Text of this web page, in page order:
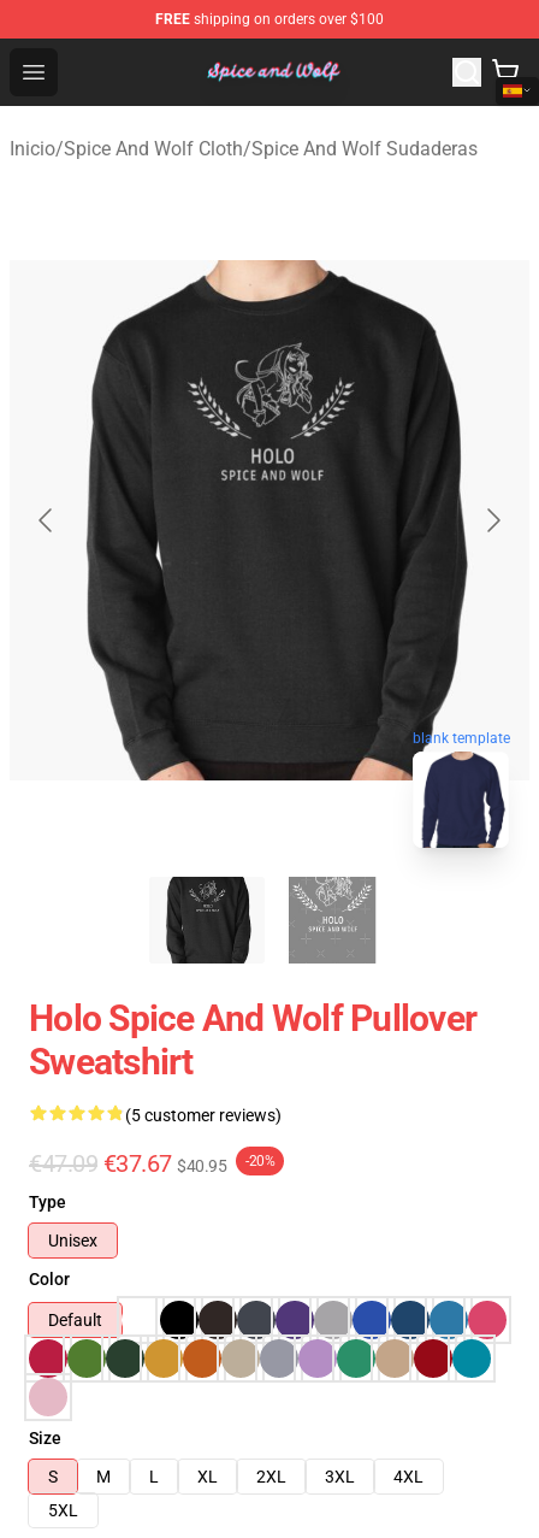
FREE shipping on orders over $100
Open menu
Spice And Wolf Store - Official Spice And Wolf
Inicio/Spice And Wolf Cloth/Spice And Wolf Sudaderas
blank template
Holo Spice And Wolf Pullover
Sweatshirt
(5 customer reviews)
€47.09 €37.67 $40.95 -20%
Type
Unisex
Color
Default
Size
S
M L XL 2XL 3XL
4XL
5XL